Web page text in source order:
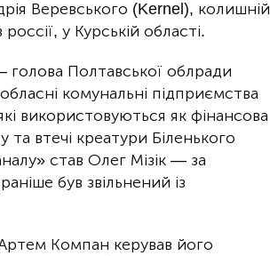
Веревського (Kernel), колишній
у Курській області.
Полтавської облради
комунальні підприємства
використовуються як фінансова
та втечі креатури Біленького
став Олег Мізік — за
був звільнений із
Компан керував його